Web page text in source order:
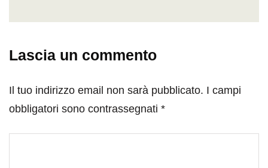
Lascia un commento
Il tuo indirizzo email non sarà pubblicato. I campi
obbligatori sono contrassegnati *